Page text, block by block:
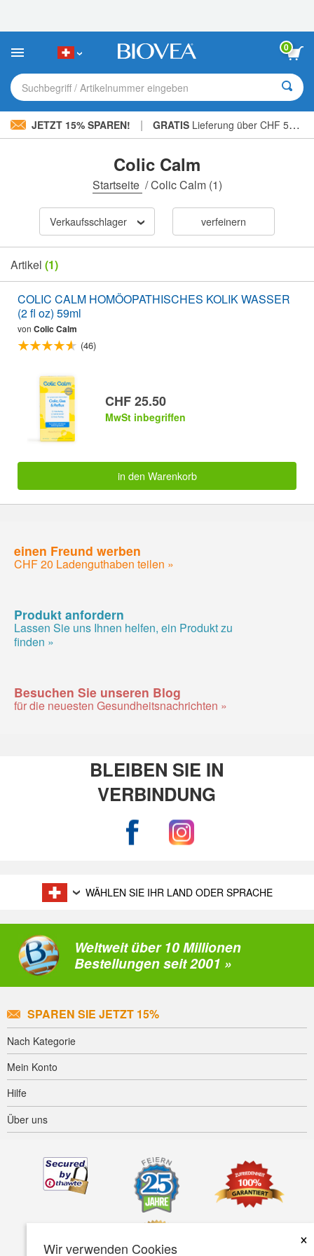
Sie:
Website
ein
Barrierefreiheitssystem.
0
Suchbegriff / Artikelnummer eingeben
JETZT 15% SPAREN! | GRATIS Lieferung über CHF 56.00 »
Wir verwenden Cookies
×
Colic Calm
Startseite /Colic Calm(1)
Verkaufsschlager verfeinern
Artikel (1)
COLIC CALM HOMÖOPATHISCHES KOLIK WASSER
(2 fl oz) 59ml
von Colic Calm
(46)
CHF 25.50
MwSt inbegriffen
in den Warenkorb
einen Freund werben
CHF 20 Ladenguthaben teilen »
Produkt anfordern
Lassen Sie uns Ihnen helfen, ein Produkt zu
finden »
Besuchen Sie unseren Blog
für die neuesten Gesundheitsnachrichten »
BLEIBEN SIE IN
VERBINDUNG
WÄHLEN SIE IHR LAND ODER SPRACHE
Weltweit über 10 Millionen
Bestellungen seit 2001 »
SPAREN SIE JETZT 15%
Nach Kategorie
Mein Konto
Hilfe
Über uns